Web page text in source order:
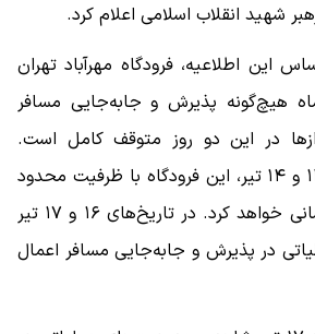
شهید انقلاب اسلامی اعلام کرد.
این اطلاعیه، فرودگاه مهرآباد تهران
تیر و ۱۵ تیرماه هیچ‌گونه پذیرش و جابه‌جایی مسافر
در این دو روز متوقف کامل است.
همچنین در روز‌های ۱۳ و ۱۴ تیر، این فرودگاه با ظرفیت محدود
به مسافران خدمات‌رسانی خواهد کرد. در تاریخ‌های ۱۶ و ۱۷ تیر
در پذیرش و جابه‌جایی مسافر اعمال